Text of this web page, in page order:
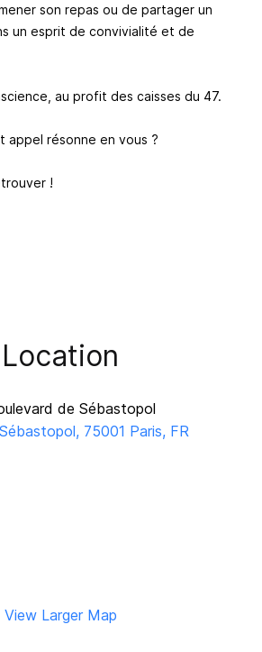
son repas ou de partager un
un esprit de convivialité et de
au profit des caisses du 47.
appel résonne en vous ?
!
Location
de Sébastopol
75001 Paris, FR
View Larger Map